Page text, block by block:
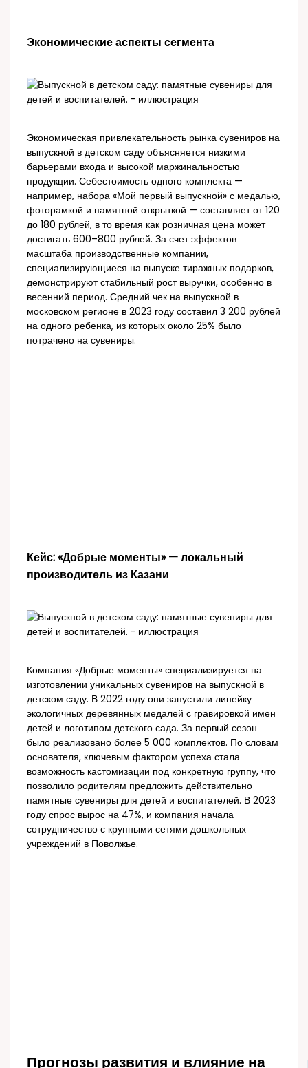
Экономические аспекты сегмента
Экономическая привлекательность рынка сувениров на
выпускной в детском саду объясняется низкими
барьерами входа и высокой маржинальностью
продукции. Себестоимость одного комплекта —
например, набора «Мой первый выпускной» с медалью,
фоторамкой и памятной открыткой — составляет от 120
до 180 рублей, в то время как розничная цена может
достигать 600–800 рублей. За счет эффектов
масштаба производственные компании,
специализирующиеся на выпуске тиражных подарков,
демонстрируют стабильный рост выручки, особенно в
весенний период. Средний чек на выпускной в
московском регионе в 2023 году составил 3 200 рублей
на одного ребенка, из которых около 25% было
потрачено на сувениры.
Кейс: «Добрые моменты» — локальный
производитель из Казани
Компания «Добрые моменты» специализируется на
изготовлении уникальных сувениров на выпускной в
детском саду. В 2022 году они запустили линейку
экологичных деревянных медалей с гравировкой имен
детей и логотипом детского сада. За первый сезон
было реализовано более 5 000 комплектов. По словам
основателя, ключевым фактором успеха стала
возможность кастомизации под конкретную группу, что
позволило родителям предложить действительно
памятные сувениры для детей и воспитателей. В 2023
году спрос вырос на 47%, и компания начала
сотрудничество с крупными сетями дошкольных
учреждений в Поволжье.
Прогнозы развития и влияние на